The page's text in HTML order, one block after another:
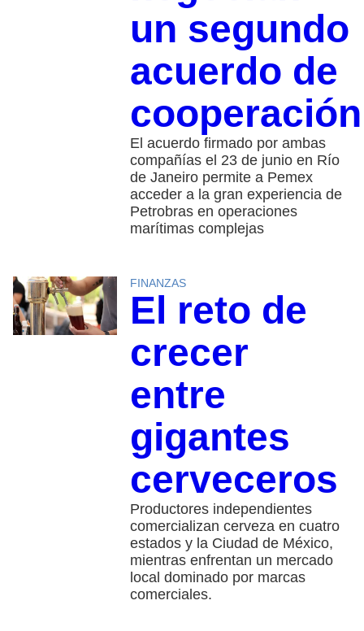
un segundo
acuerdo de
cooperación
El acuerdo firmado por ambas
compañías el 23 de junio en Río
de Janeiro permite a Pemex
acceder a la gran experiencia de
Petrobras en operaciones
marítimas complejas
FINANZAS
El reto de
crecer
entre
gigantes
cerveceros
Productores independientes
comercializan cerveza en cuatro
estados y la Ciudad de México,
mientras enfrentan un mercado
local dominado por marcas
comerciales.